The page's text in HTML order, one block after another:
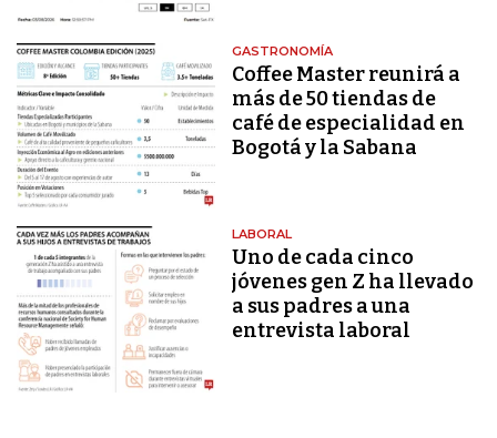
GASTRONOMÍA
Coffee Master reunirá a
más de 50 tiendas de
café de especialidad en
Bogotá y la Sabana
LABORAL
Uno de cada cinco
jóvenes gen Z ha llevado
a sus padres a una
entrevista laboral